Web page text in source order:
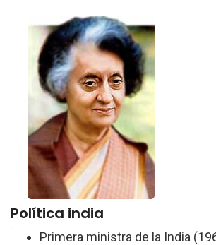
Política india
Primera ministra de la India